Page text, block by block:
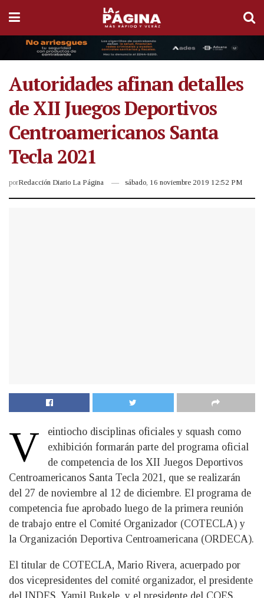
Autoridades afinan detalles
de XII Juegos Deportivos
Centroamericanos Santa
Tecla 2021
porRedacción Diario La Página sábado, 16 noviembre 2019 12:52 PM
V
eintiocho disciplinas oficiales y squash como
exhibición formarán parte del programa oficial
de competencia de los XII Juegos Deportivos
Centroamericanos Santa Tecla 2021, que se realizarán
del 27 de noviembre al 12 de diciembre. El programa de
competencia fue aprobado luego de la primera reunión
de trabajo entre el Comité Organizador (COTECLA) y
la Organización Deportiva Centroamericana (ORDECA).
El titular de COTECLA, Mario Rivera, acuerpado por
dos vicepresidentes del comité organizador, el presidente